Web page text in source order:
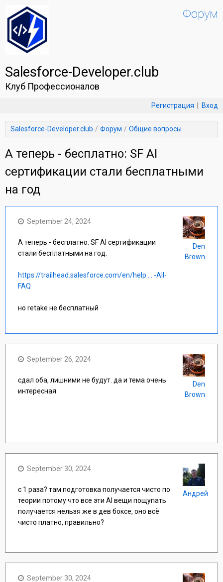
Salesforce-Developer.club
Клуб Профессионалов
Форум
Регистрация Вход
Salesforce-Developer.club Форум Общие вопросы
А теперь - бесплатно: SF AI
сертификации стали бесплатными
на год
September 24, 2024
А теперь - бесплатно: SF AI сертификации
стали бесплатными на год:
https://trailhead.salesforce.com/en/help ... -All-
FAQ
но retake не бесплатный
Den
Brown
September 26, 2024
сдал оба, лишними не будут. да и тема очень
интересная
Den
Brown
September 30, 2024
с 1 раза? там подготовка получается чисто по
теории потому что все эти AI вещи пощупать
получается нельзя же в дев боксе, оно всё
чисто платно, правильно?
Андрей
September 30, 2024